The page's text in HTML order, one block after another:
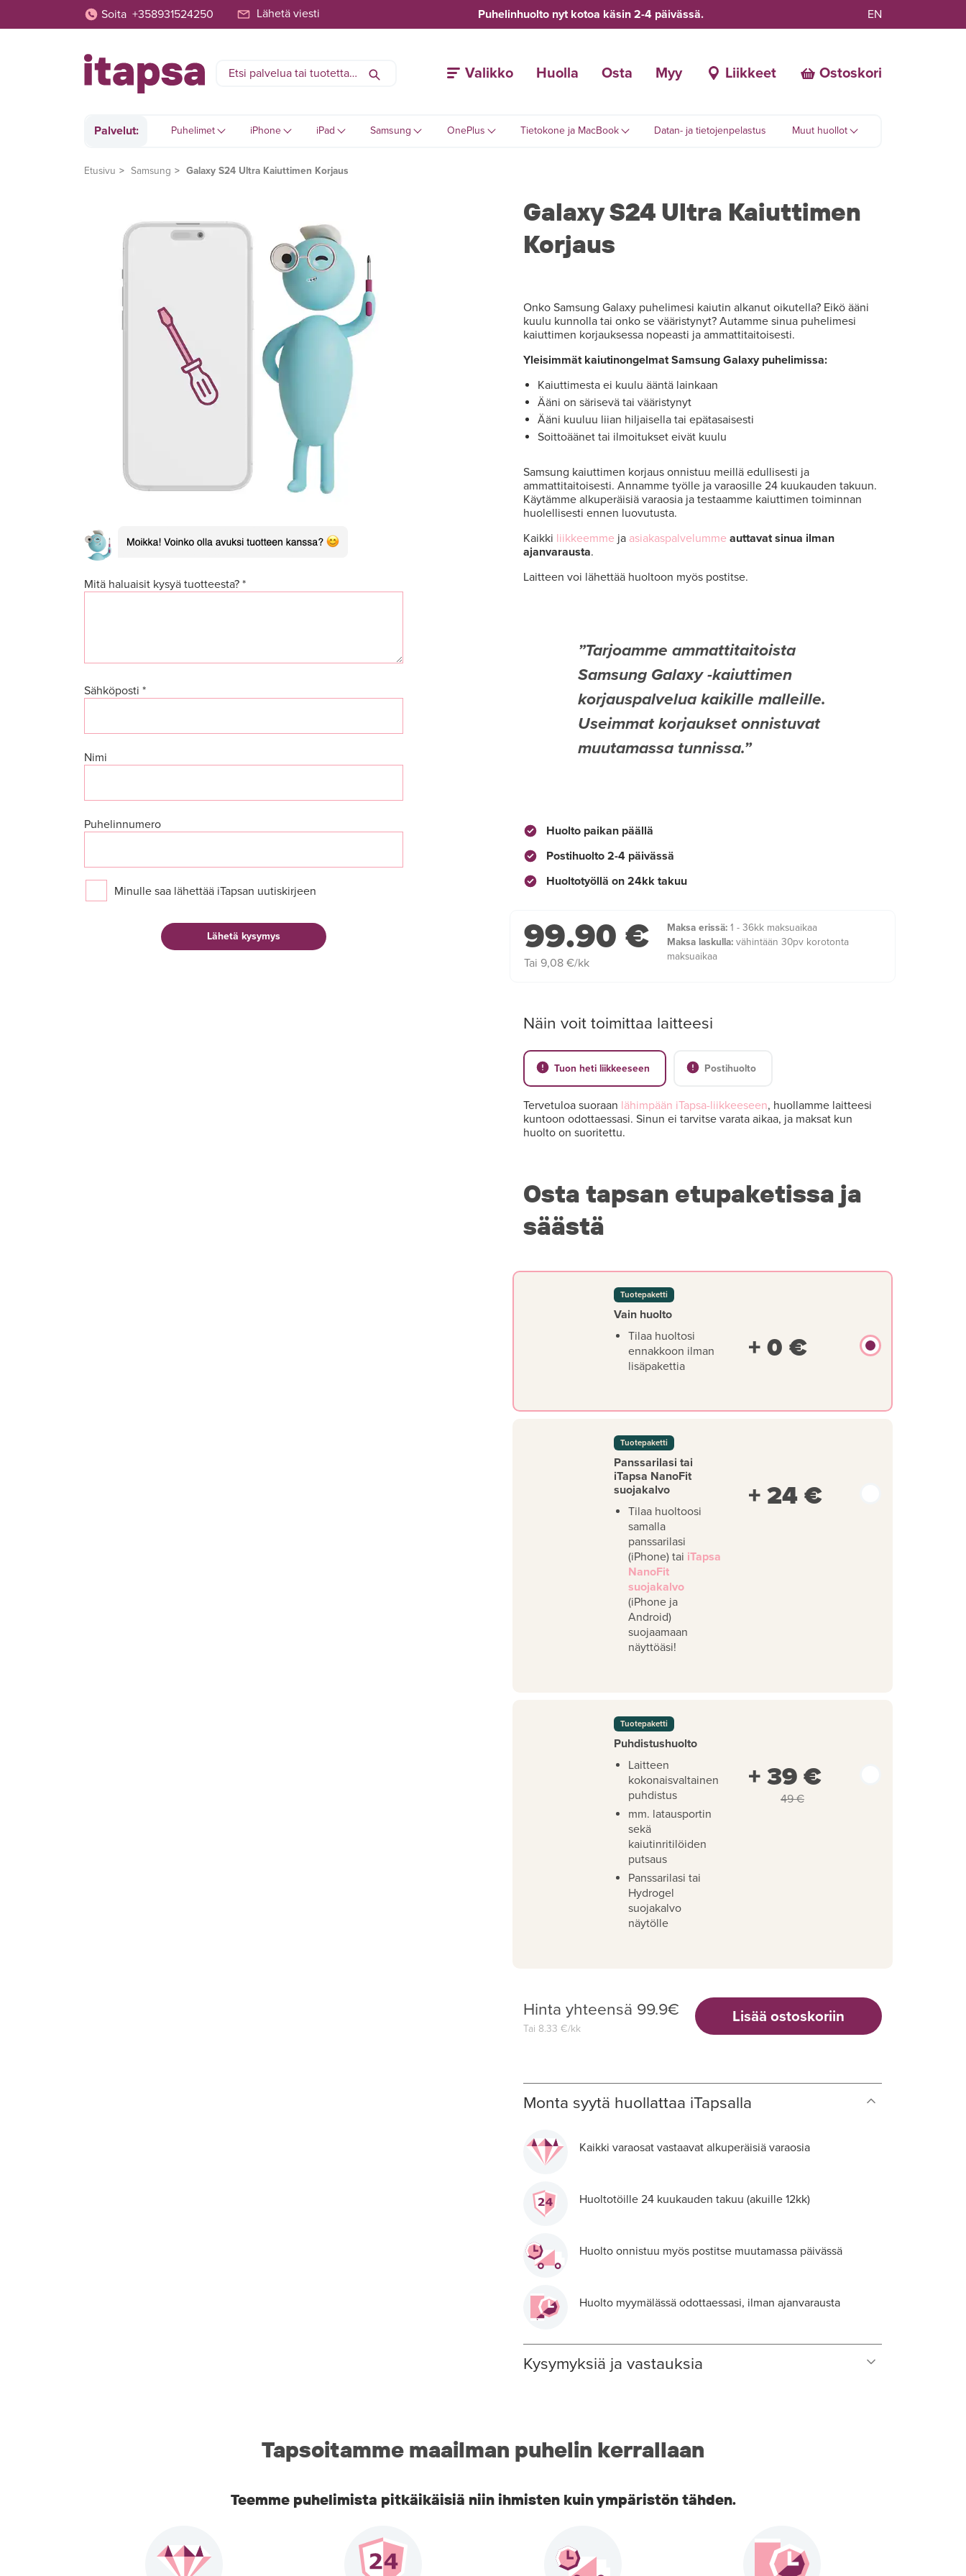
Soita +358931524250 Lähetä viesti Puhelinhuolto nyt kotoa käsin 2-4 päivässä. EN
Valikko Huolla Osta Myy Liikkeet Ostoskori
Palvelut: Puhelimet iPhone iPad Samsung OnePlus Tietokone ja MacBook Datan- ja tietojenpelastus Muut huollot
Etusivu Samsung Galaxy S24 Ultra Kaiuttimen Korjaus
Mitä haluaisit kysyä tuotteesta? *
Sähköposti *
Nimi
Puhelinnumero
Minulle saa lähettää iTapsan uutiskirjeen
Galaxy S24 Ultra Kaiuttimen
Korjaus
Onko Samsung Galaxy puhelimesi kaiutin alkanut oikutella? Eikö ääni
kuulu kunnolla tai onko se vääristynyt? Autamme sinua puhelimesi
kaiuttimen korjauksessa nopeasti ja ammattitaitoisesti.
Yleisimmät kaiutinongelmat Samsung Galaxy puhelimissa:
Kaiuttimesta ei kuulu ääntä lainkaan
Ääni on särisevä tai vääristynyt
Ääni kuuluu liian hiljaisella tai epätasaisesti
Soittoäänet tai ilmoitukset eivät kuulu
Samsung kaiuttimen korjaus onnistuu meillä edullisesti ja
ammattitaitoisesti. Annamme työlle ja varaosille 24 kuukauden takuun.
Käytämme alkuperäisiä varaosia ja testaamme kaiuttimen toiminnan
huolellisesti ennen luovutusta.
Kaikki liikkeemme ja asiakaspalvelumme auttavat sinua ilman
ajanvarausta.
Laitteen voi lähettää huoltoon myös postitse.
Tarjoamme ammattitaitoista
Samsung Galaxy -kaiuttimen
korjauspalvelua kaikille malleille.
Useimmat korjaukset onnistuvat
muutamassa tunnissa.
Huolto paikan päällä
Postihuolto 2-4 päivässä
Huoltotyöllä on 24kk takuu
99.90 €
Tai 9,08 €/kk
Maksa erissä:1 - 36kk maksuaikaa
Maksa laskulla:vähintään 30pv korotonta
maksuaikaa
Näin voit toimittaa laitteesi
Tuon heti liikkeeseen Postihuolto
Tervetuloa suoraan lähimpään iTapsa-liikkeeseen, huollamme laitteesi
kuntoon odottaessasi. Sinun ei tarvitse varata aikaa, ja maksat kun
huolto on suoritettu.
Osta tapsan etupaketissa ja
säästä
Tuotepaketti
Vain huolto
Tilaa huoltosi
ennakkoon ilman
lisäpakettia
+ 0 €
Tuotepaketti
Panssarilasi tai
iTapsa NanoFit
suojakalvo
Tilaa huoltoosi
samalla
panssarilasi
(iPhone) tai iTapsa
NanoFit
suojakalvo
(iPhone ja
Android)
suojaamaan
näyttöäsi!
+ 24 €
Tuotepaketti
Puhdistushuolto
Laitteen
kokonaisvaltainen
puhdistus
mm. latausportin
sekä
kaiutinritilöiden
putsaus
Panssarilasi tai
Hydrogel
suojakalvo
näytölle
+ 39 €
49 €
Hinta yhteensä 99.9€
Tai 8.33 €/kk
Lisää ostoskoriin
Monta syytä huollattaa iTapsalla
Kaikki varaosat vastaavat alkuperäisiä varaosia
Huoltotöille 24 kuukauden takuu (akuille 12kk)
Huolto onnistuu myös postitse muutamassa päivässä
Huolto myymälässä odottaessasi, ilman ajanvarausta
Kysymyksiä ja vastauksia
Tapsoitamme maailman puhelin kerrallaan
Teemme puhelimista pitkäikäisiä niin ihmisten kuin ympäristön tähden.